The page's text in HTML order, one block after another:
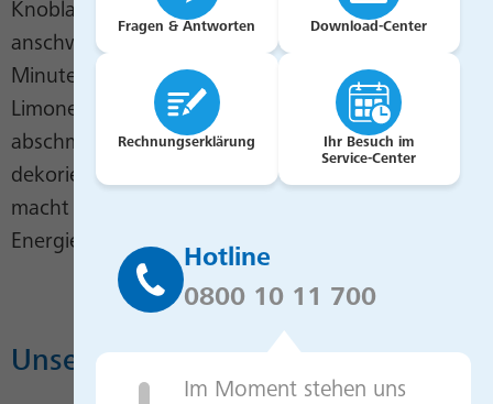
Knoblauch und Tom-Yum-Paste in Pflanzenöl
anschwitzen. Mit der Brühe auffüllen und fünf
Minuten leicht köcheln lassen. Dann mit
Limonensaft, Kokosmilch und braunem Zucker
abschmecken. Wer möchte, kann mit Koriander
dekorieren. Die Kochzeit von nur fünf Minuten
macht diese gesunde Suppe zu einem
Energiesparwunder.
Unser Video zum Rezept
Fragen & Antworten Download-Center
Rechnungserklärung
Ihr Besuch im
Service-Center
Hotline
0800 10 11 700
Im Moment stehen uns